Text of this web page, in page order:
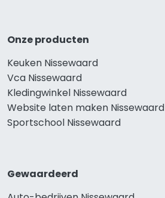
Onze producten
Keuken Nissewaard
Vca Nissewaard
Kledingwinkel Nissewaard
Website laten maken Nissewaard
Sportschool Nissewaard
Gewaardeerd